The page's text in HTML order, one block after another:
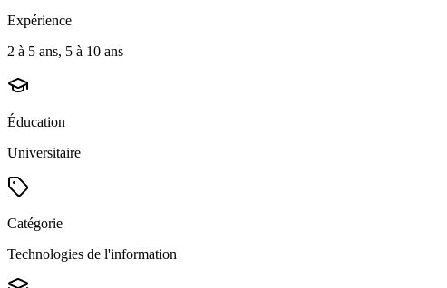
Expérience
2 à 5 ans, 5 à 10 ans
Éducation
Universitaire
Catégorie
Technologies de l'information